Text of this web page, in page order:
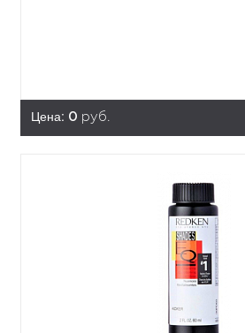
Цена: 0 руб.